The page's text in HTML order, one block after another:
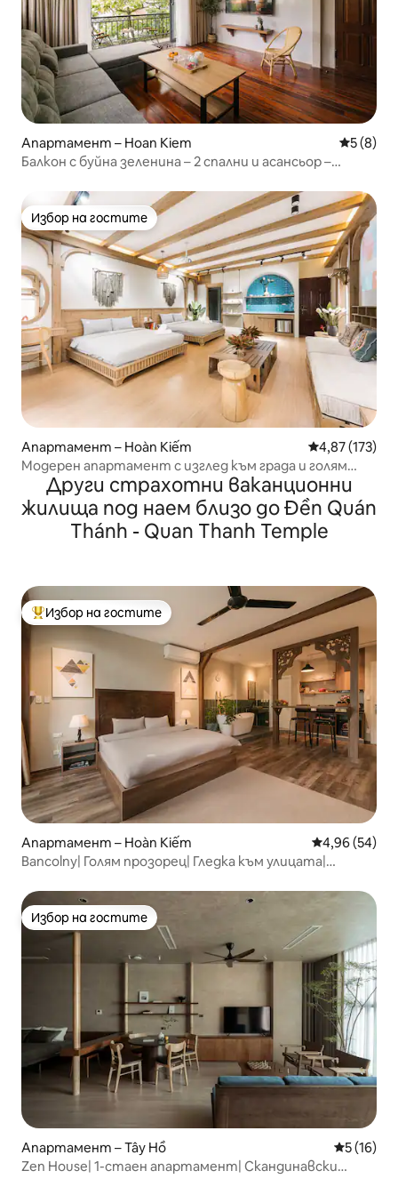
Апартамент – Hoan Kiem Средна
5 (8)
Балкон с буйна зеленина – 2 спални и асансьор –
Избор на гостите
Избор на гостите
Апартамент – Hoàn Kiếm Средна
4,87 (173)
Модерен апартамент с изглед към града и голям
балкон
Други страхотни ваканционни
жилища под наем близо до Đền Quán
Thánh - Quan Thanh Temple
Най-популярен избор на гостите
Избор на гостите
Апартамент – Hoàn Kiếm Средна
4,96 (54)
Bancolny| Голям прозорец| Гледка към улицата|
Избор на гостите
Избор на гостите
Апартамент – Tây Hồ Средна
5 (16)
Zen House| 1-стаен апартамент| Скандинавски